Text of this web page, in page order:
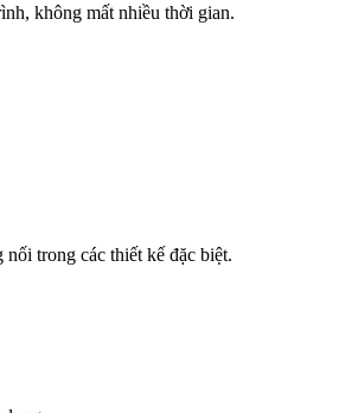
không mất nhiều thời gian.
trong các thiết kế đặc biệt.